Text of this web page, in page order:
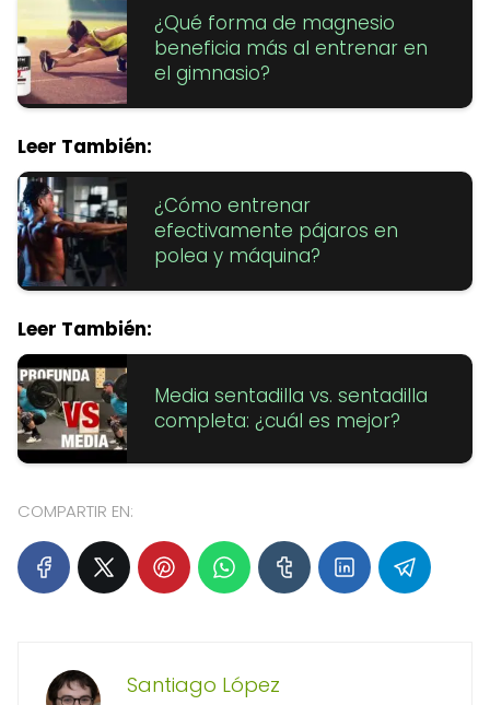
¿Qué forma de magnesio
beneficia más al entrenar en
el gimnasio?
Leer También:
¿Cómo entrenar
efectivamente pájaros en
polea y máquina?
Leer También:
Media sentadilla vs. sentadilla
completa: ¿cuál es mejor?
COMPARTIR EN:
Santiago López